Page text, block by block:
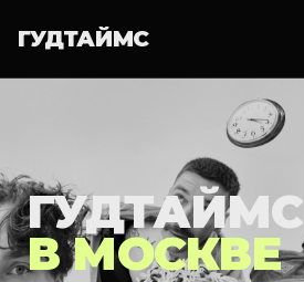
ГУДТАЙМС
ГУДТАЙМС
В МОСКВЕ